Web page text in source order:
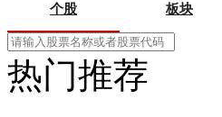
个股 板块
热门推荐